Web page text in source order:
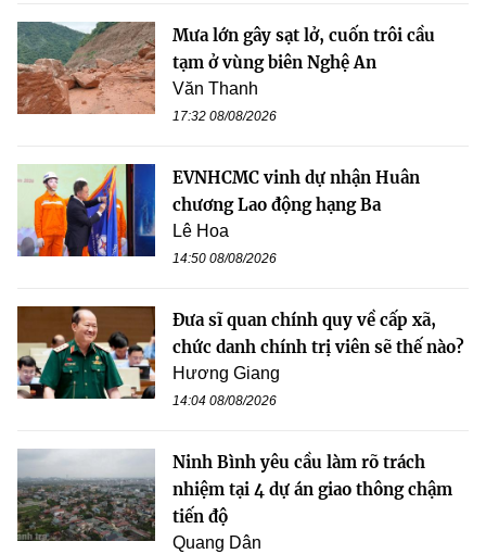
Mưa lớn gây sạt lở, cuốn trôi cầu
tạm ở vùng biên Nghệ An
Văn Thanh
17:32 08/08/2026
EVNHCMC vinh dự nhận Huân
chương Lao động hạng Ba
Lê Hoa
14:50 08/08/2026
Đưa sĩ quan chính quy về cấp xã,
chức danh chính trị viên sẽ thế nào?
Hương Giang
14:04 08/08/2026
Ninh Bình yêu cầu làm rõ trách
nhiệm tại 4 dự án giao thông chậm
tiến độ
Quang Dân